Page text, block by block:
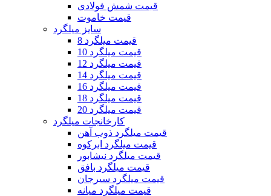
قیمت شمش فولادی
قیمت خاموت
سایز میلگرد
قیمت میلگرد 8
قیمت میلگرد 10
قیمت میلگرد 12
قیمت میلگرد 14
قیمت میلگرد 16
قیمت میلگرد 18
قیمت میلگرد 20
کارخانجات میلگرد
قیمت میلگرد ذوب آهن
قیمت میلگرد ابرکوه
قیمت میلگرد نیشابور
قیمت میلگرد بافق
قیمت میلگرد سیرجان
قیمت میلگرد میانه